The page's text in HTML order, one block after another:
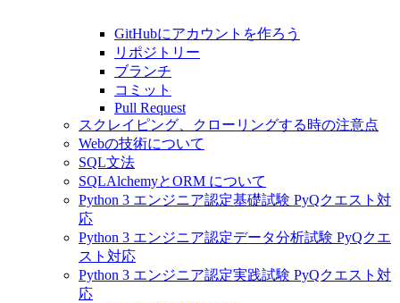
GitHubにアカウントを作ろう
リポジトリー
ブランチ
コミット
Pull Request
スクレイピング、クローリングする時の注意点
Webの技術について
SQL文法
SQLAlchemyとORM について
Python 3 エンジニア認定基礎試験 PyQクエスト対
応
Python 3 エンジニア認定データ分析試験 PyQクエ
スト対応
Python 3 エンジニア認定実践試験 PyQクエスト対
応